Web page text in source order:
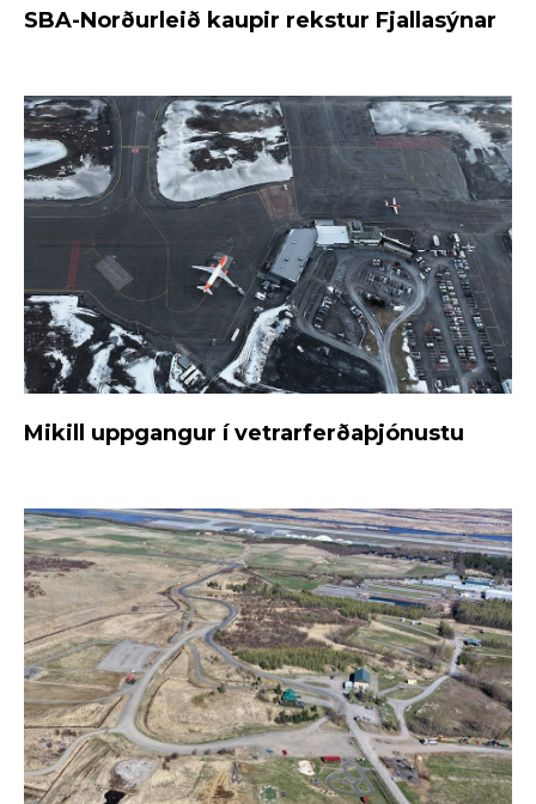
SBA-Norðurleið kaupir rekstur Fjallasýnar
Mikill uppgangur í vetrarferðaþjónustu